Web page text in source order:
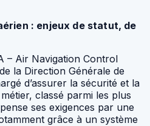
: enjeux de statut, de
– Air Navigation Control
la Direction Générale de
d’assurer la sécurité et la
classé parmi les plus
ses exigences par une
grâce à un système